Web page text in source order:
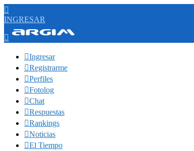

INGRESAR

Ingresar
Registrarme
Perfiles
Fotolog
Chat
Respuestas
Rankings
Noticias
El Tiempo